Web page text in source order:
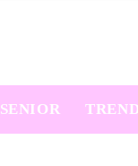
SENIOR